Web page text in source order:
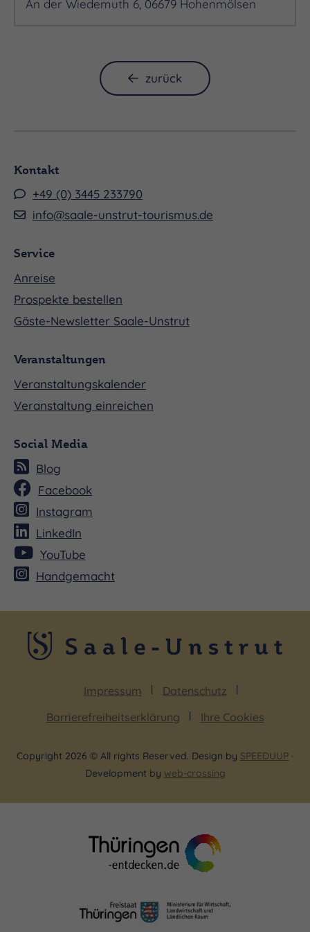
An der Wiedemuth 6, 06679 Hohenmölsen
zurück
Kontakt
+49 (0) 3445 233790
info@saale-unstrut-tourismus.de
Service
Anreise
Prospekte bestellen
Gäste-Newsletter Saale-Unstrut
Veranstaltungen
Veranstaltungskalender
Veranstaltung einreichen
Social Media
Blog
Facebook
Instagram
LinkedIn
YouTube
Handgemacht
Impressum
Datenschutz
Barrierefreiheitserklärung
Ihre Cookies
Copyright 2026 © All rights Reserved. Design by SPEEDUUP ·
Development by web-crossing